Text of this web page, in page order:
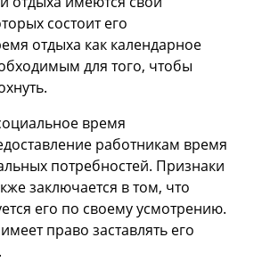
состоит его
отдыха как календарное
для того, чтобы
время
работникам время
потребностей. Признаки
заключается в том, что
его по своему усмотрению.
право заставлять его